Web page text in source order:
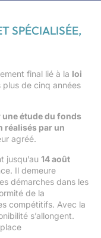
SPÉCIALISÉE,
final lié à la loi
plus de cinq années
étude du fonds
réalisés par un
agréé.
jusqu’au 14 août
Il demeure
démarches dans les
de la
compétitifs. Avec la
s’allongent.